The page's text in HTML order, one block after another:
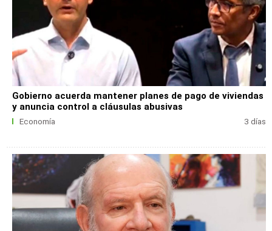
Gobierno acuerda mantener planes de pago de viviendas
y anuncia control a cláusulas abusivas
Economía 3 días